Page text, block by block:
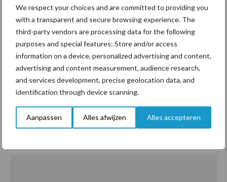
We respect your choices and are committed to providing you
with a transparent and secure browsing experience. The
third-party vendors are processing data for the following
purposes and special features: Store and/or access
information on a device, personalized advertising and content,
advertising and content measurement, audience research,
and services development, precise geolocation data, and
identification through device scanning.
Aanpassen Alles afwijzen Alles accepteren
regeling op investeringen die goed zijn voor het milieu. Deze
regeling is ook van toepassing op de investering van het Watter-
systeem. Wilt u weten wat wij voor u te bieden hebben? Neem
dan vrijblijvend contact met ons op.
Contactformulier Watter
Meer weten over het Watter-systeem? Vul
onderstaand formulier in en wij nemen contact met
u op.